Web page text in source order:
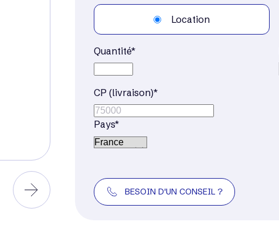
Location
Quantité*
CP (livraison)*
Pays*
BESOIN D'UN CONSEIL ?